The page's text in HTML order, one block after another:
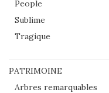
People
Sublime
Tragique
PATRIMOINE
Arbres remarquables